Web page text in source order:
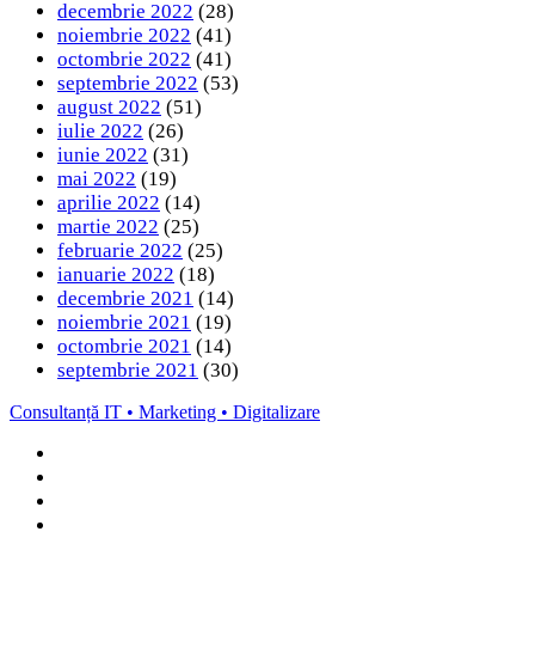
decembrie 2022 (28)
noiembrie 2022 (41)
octombrie 2022 (41)
septembrie 2022 (53)
august 2022 (51)
iulie 2022 (26)
iunie 2022 (31)
mai 2022 (19)
aprilie 2022 (14)
martie 2022 (25)
februarie 2022 (25)
ianuarie 2022 (18)
decembrie 2021 (14)
noiembrie 2021 (19)
octombrie 2021 (14)
septembrie 2021 (30)
Consultanță IT • Marketing • Digitalizare